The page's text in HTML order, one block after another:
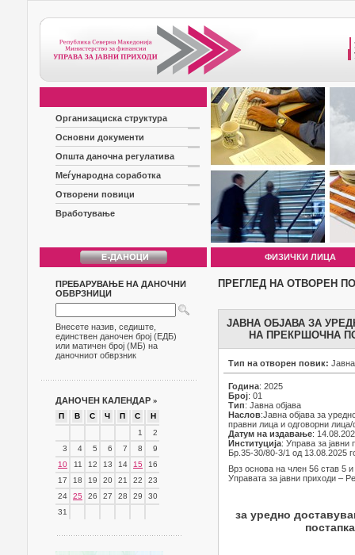
Организациска структура
Основни документи
Општа даночна регулатива
Меѓународна соработка
Отворени повици
Вработување
ФИЗИЧКИ ЛИЦА
ПРЕБАРУВАЊЕ НА ДАНОЧНИ
ОБВРЗНИЦИ
Внесете назив, седиште,
единствен даночен број (ЕДБ)
или матичен број (МБ) на
даночниот обврзник
ДАНОЧЕН КАЛЕНДАР »
П В С Ч П С
Н
1
2
3
4 5 6 7 8
9
10
11 12 13 14 15
16
17
18 19 20 21 22
23
24
25 26 27 28 29
30
31
ПРЕГЛЕД НА ОТВОРЕН
ЈАВНА ОБЈАВА ЗА
НА ПРЕКРШОЧНА
Тип на отворен повик:
Година: 2025
Број: 01
Тип: Јавна објава
Наслов:Јавна објава за
правни лица и одговорни
Датум на издавање:
Институција: Управа за јавни
Бр.35-30/80-3/1 од 13.08.2025
Врз основа на член 56 став 5
Управата за јавни приходи –
за уредно